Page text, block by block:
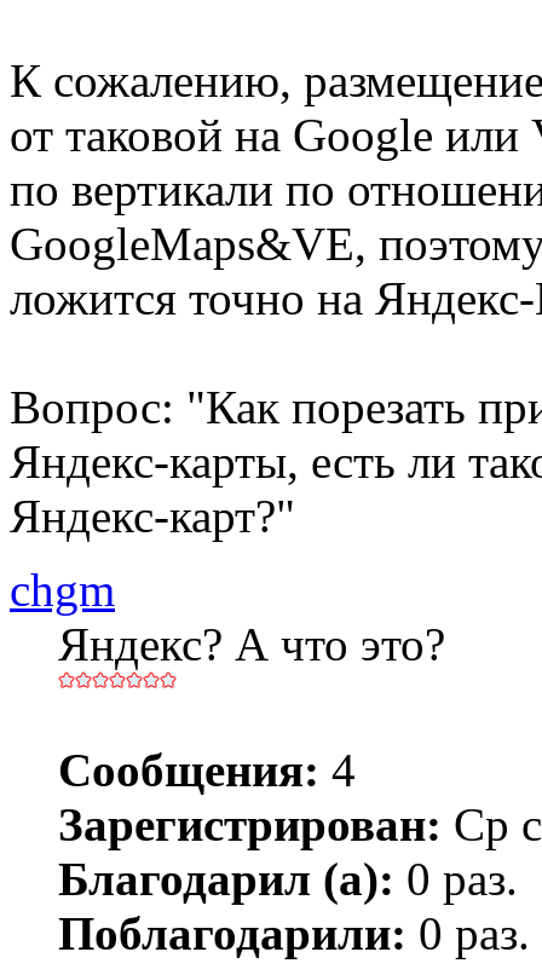
К сожалению,
от таковой на Google
по вертикали по
GoogleMaps&VE,
ложится точно на
Вопрос: "Как порезать
Яндекс-карты, есть ли
Яндекс-карт?"
chgm
Яндекс? А что это?
Сообщения: 4
Зарегистрирован: Ср
Благодарил (а): 0 раз.
Поблагодарили: 0 раз.